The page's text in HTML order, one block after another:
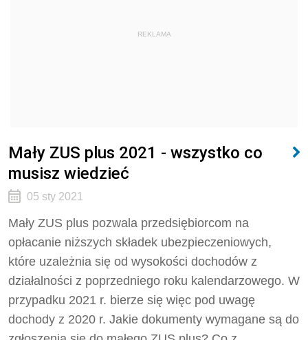
REKLAMA
Mały ZUS plus 2021 - wszystko co
musisz wiedzieć
05 sty 2021
Mały ZUS plus pozwala przedsiębiorcom na
opłacanie niższych składek ubezpieczeniowych,
które uzależnia się od wysokości dochodów z
działalności z poprzedniego roku kalendarzowego. W
przypadku 2021 r. bierze się więc pod uwagę
dochody z 2020 r. Jakie dokumenty wymagane są do